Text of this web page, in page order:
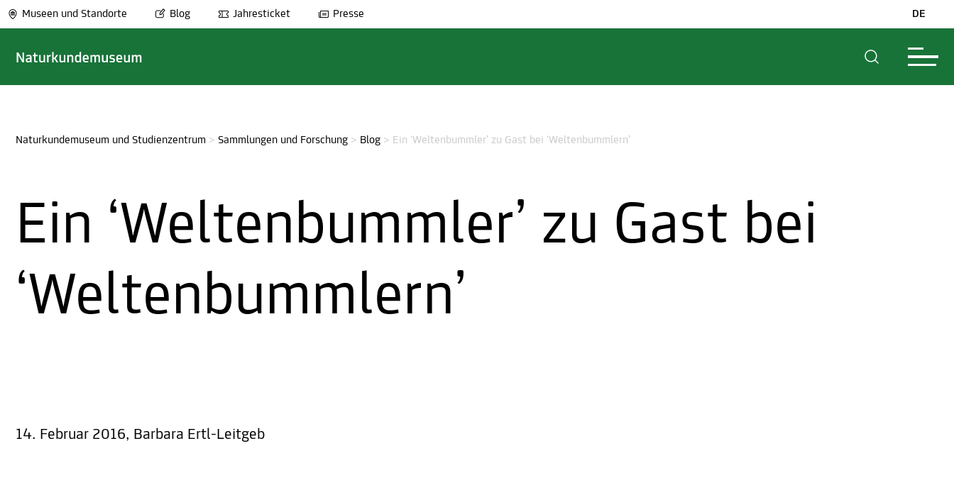
Museen und Standorte Blog Jahresticket Presse DE
Naturkundemuseum und Studienzentrum > Sammlungen und Forschung > Blog > Ein ‘Weltenbummler’ zu Gast bei ‘Weltenbummlern’
Ein ‘Weltenbummler’ zu Gast bei
‘Weltenbummlern’
14. Februar 2016, Barbara Ertl-Leitgeb